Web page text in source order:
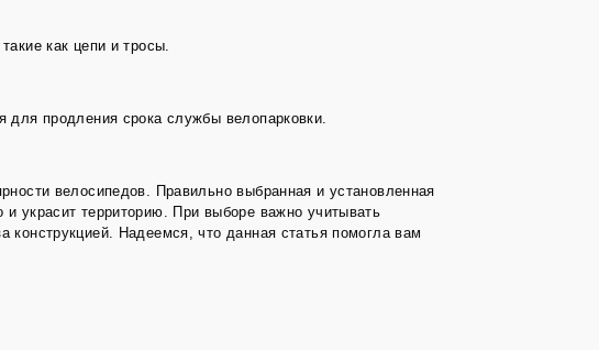
как цепи и тросы.
для продления срока службы велопарковки.
велосипедов. Правильно выбранная и установленная
и украсит территорию. При выборе важно учитывать
конструкцией. Надеемся, что данная статья помогла вам